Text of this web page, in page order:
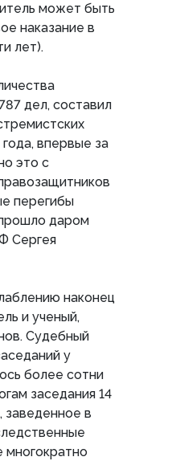
может быть
наказание в
лет).
дел, составил
впервые за
это с
перегибы
даром
Сергея
наконец
и ученый,
Судебный
у
более сотни
заседания 14
заведенное в
многократно